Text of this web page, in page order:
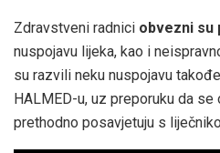
Zdravstveni radnici obvezni su
nuspojavu lijeka, kao i
su razvili neku nuspojavu
HALMED-u, uz preporuku da se
prethodno posavjetuju s